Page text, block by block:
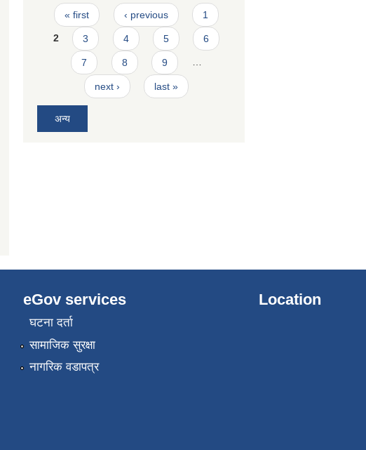
Pages
« first ‹ previous 1
2 3 4 5 6
7 8 9 …
next › last »
अन्य
eGov services
घटना दर्ता
सामाजिक सुरक्षा
नागरिक वडापत्र
Location